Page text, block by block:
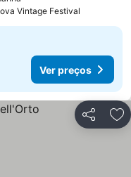
Vintage Festival
Ver preços
Partilhar